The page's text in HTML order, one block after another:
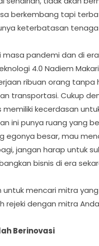
berkembang tapi
keterbatasan
masa pandemi dan di
4.0 Nadiem
ribuan orang tanpa
transportasi. Cukup
memiliki kecerdasan
ini punya ruang yang
egonya besar, mau
jangan harap untuk
bisnis di era
untuk mencari mitra
rejeki dengan mitra
Berinovasi